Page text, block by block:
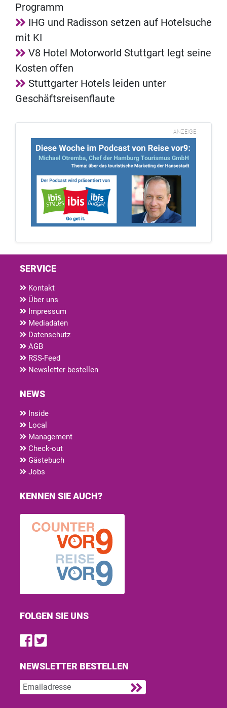
Programm
IHG und Radisson setzen auf Hotelsuche
mit KI
V8 Hotel Motorworld Stuttgart legt seine
Kosten offen
Stuttgarter Hotels leiden unter
Geschäftsreisenflaute
ANZEIGE
SERVICE
Kontakt
Über uns
Impressum
Mediadaten
Datenschutz
AGB
RSS-Feed
Newsletter bestellen
NEWS
Inside
Local
Management
Check-out
Gästebuch
Jobs
KENNEN SIE AUCH?
FOLGEN SIE UNS
Find us on Facebook
Follow us on Twitter
NEWSLETTER BESTELLEN